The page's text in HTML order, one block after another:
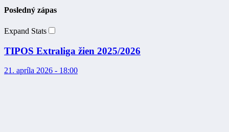
Posledný zápas
Expand Stats
TIPOS Extraliga žien 2025/2026
21. apríla 2026 - 18:00